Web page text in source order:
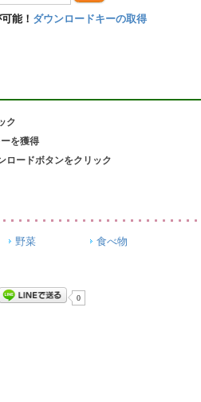
能！ ダウンロードキーの取得
ク
を獲得
ロードボタンをクリック
野菜
食べ物
0